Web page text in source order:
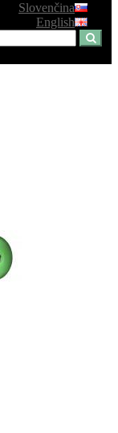
Slovenčina
English